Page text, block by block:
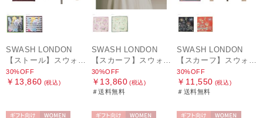
SWASH LONDON
【ストール】スウォッシュロンドン (SWASH LONDON) Oceanic Odyssey 115*115 コットンスクエア
30%OFF
￥13,860 (税込)
SWASH LONDON
【スカーフ】スウォッシュロンドン (SWASH LONDON) Picture Postcard 88cm×88cm シルクスカーフ 日本製
30%OFF
￥13,860 (税込)
＃送料無料
SWASH LONDON
【スカーフ】スウォッシュロンドン (SWASH LONDON) Ferris Festivity 68cm×68cm シルクスカーフ 日本製
30%OFF
￥11,550 (税込)
＃送料無料